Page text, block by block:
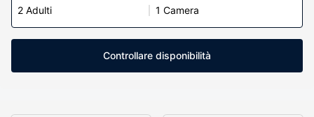
2 Adulti 1 Camera
Controllare disponibilità